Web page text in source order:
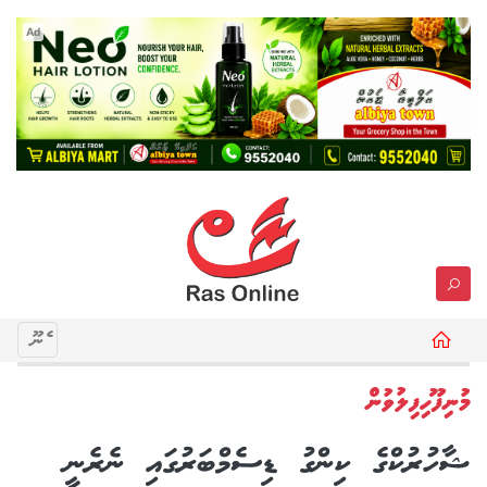
Ad
މެނޫ
މުނިފޫހިފިލުވުން
ޝާހުރުކްގެ ކިންގު ޑިސެމްބަރުގައި ނެރެނީ